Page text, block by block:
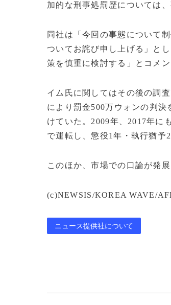
加的な刑事処罰歴については
同社は「今回の事態について
ついてお詫び申し上げる」と
策を慎重に検討する」とコメン
イム氏に関してはその後の調
により罰金500万ウォンの判
けていた。2009年、2017年に
で運転し、懲役1年・執行猶予
このほか、市場での口論が発
(c)NEWSIS/KOREA WAVE/
ニュース提供社について